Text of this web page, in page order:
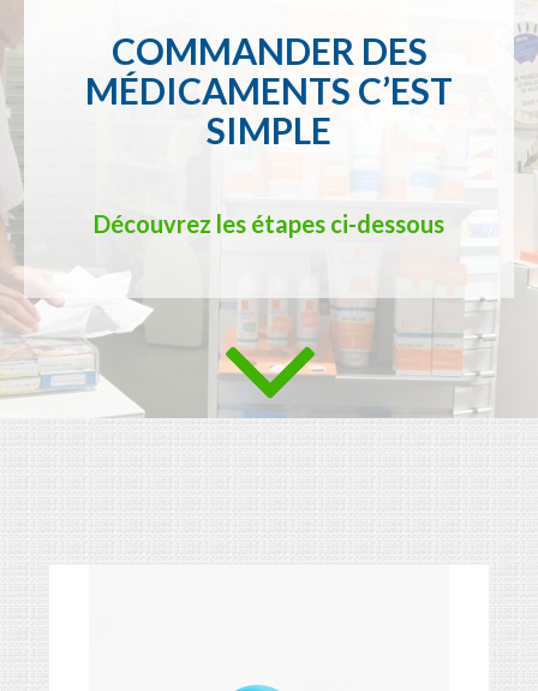
COMMANDER DES
MÉDICAMENTS C’EST
SIMPLE
Découvrez les étapes ci-dessous